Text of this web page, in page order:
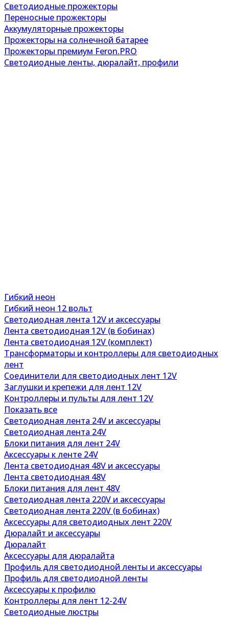
Светодиодные прожекторы
Переносные прожекторы
Аккумуляторные прожекторы
Прожекторы на солнечной батарее
Прожекторы премиум Feron.PRO
Светодиодные ленты, дюралайт, профили
Гибкий неон
Гибкий неон 12 вольт
Светодиодная лента 12V и аксессуары
Лента светодиодная 12V (в бобинах)
Лента светодиодная 12V (комплект)
Трансформаторы и контроллеры для светодиодных
лент
Соединители для светодиодных лент 12V
Заглушки и крепежи для лент 12V
Контроллеры и пульты для лент 12V
Показать все
Светодиодная лента 24V и аксессуары
Светодиодная лента 24V
Блоки питания для лент 24V
Аксессуары к ленте 24V
Лента светодиодная 48V и аксессуары
Лента светодиодная 48V
Блоки питания для лент 48V
Светодиодная лента 220V и аксессуары
Светодиодная лента 220V (в бобинах)
Аксессуары для светодиодных лент 220V
Дюралайт и аксессуары
Дюралайт
Аксессуары для дюралайта
Профиль для светодиодной ленты и аксессуары
Профиль для светодиодной ленты
Аксессуары к профилю
Контроллеры для лент 12-24V
Светодиодные люстры